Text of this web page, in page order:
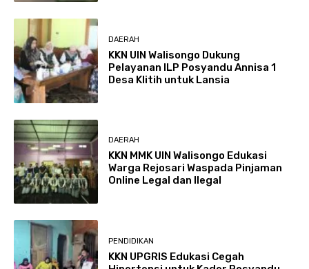
DAERAH
KKN UIN Walisongo Dukung
Pelayanan ILP Posyandu Annisa 1
Desa Klitih untuk Lansia
DAERAH
KKN MMK UIN Walisongo Edukasi
Warga Rejosari Waspada Pinjaman
Online Legal dan Ilegal
PENDIDIKAN
KKN UPGRIS Edukasi Cegah